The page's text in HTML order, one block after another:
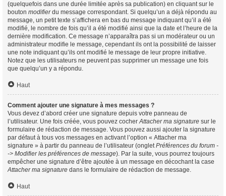
(quelquefois dans une durée limitée après sa publication) en cliquant sur le
bouton modifierdu message correspondant. Si quelqu’un a déjà répondu au
message, un petit texte s’affichera en bas du message indiquant qu’il a été
modifié, le nombre de fois qu’il a été modifié ainsi que la date et l’heure de la
dernière modification. Ce message n’apparaîtra pas si un modérateur ou un
administrateur modifie le message, cependant ils ont la possibilité de laisser
une note indiquant qu’ils ont modifié le message de leur propre initiative.
Notez que les utilisateurs ne peuvent pas supprimer un message une fois
que quelqu’un y a répondu.
Haut
Comment ajouter une signature à mes messages ?
Vous devez d’abord créer une signature depuis votre panneau de
l’utilisateur. Une fois créée, vous pouvez cocherAttacher ma signature sur le
formulaire de rédaction de message. Vous pouvez aussi ajouter la signature
par défaut à tous vos messages en activant l’option « Attacher ma
signature » à partir du panneau de l’utilisateur (ongletPréférences du forum -
-> Modifier les préférences de message). Par la suite, vous pourrez toujours
empêcher une signature d’être ajoutée à un message en décochant la case
Attacher ma signature dans le formulaire de rédaction de message.
Haut